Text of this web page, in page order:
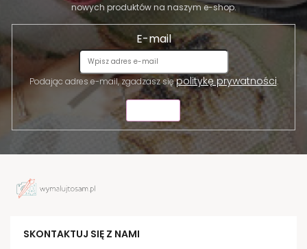
nowych produktów na naszym e-shop.
E-mail
Podając adres e-mail, zgadzasz siępolitykę prywatności.
SKONTAKTUJ SIĘ Z NAMI